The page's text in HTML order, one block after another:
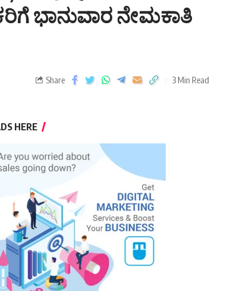
ಭಾನುವಾರ ನೇಮಕಾತಿ
Share 3 Min Read
HERE